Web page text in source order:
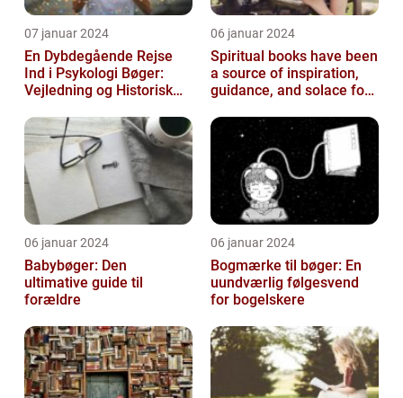
07 januar 2024
En Dybdegående Rejse
Ind i Psykologi Bøger:
Vejledning og Historisk
06 januar 2024
Spiritual books have been
a source of inspiration,
guidance, and solace for
h...
06 januar 2024
Babybøger: Den
ultimative guide til
forældre
06 januar 2024
Bogmærke til bøger: En
uundværlig følgesvend
for bogelskere